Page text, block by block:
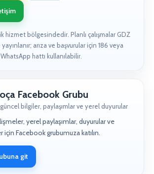
hizmet bölgesindedir. Planlı çalışmalar GDZ
arıza ve başvurular için 186 veya
hattı kullanılabilir.
Facebook Grubu
bilgiler, paylaşımlar ve yerel duyurular
yerel paylaşımlar, duyurular ve
Facebook grubumuza katılın.
git